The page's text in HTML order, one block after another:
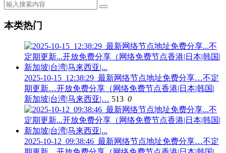
本类热门
2025-10-15_12:38:29_最新网络节点地址免费分享…不定
期更新…开放免费分享（网络免费节点香港|日本|韩国|
新加坡|台湾|马来西亚|… 513 0
2025-10-12_09:38:46_最新网络节点地址免费分享…不定